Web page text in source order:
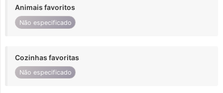
Animais favoritos
Não especificado
Cozinhas favoritas
Não especificado